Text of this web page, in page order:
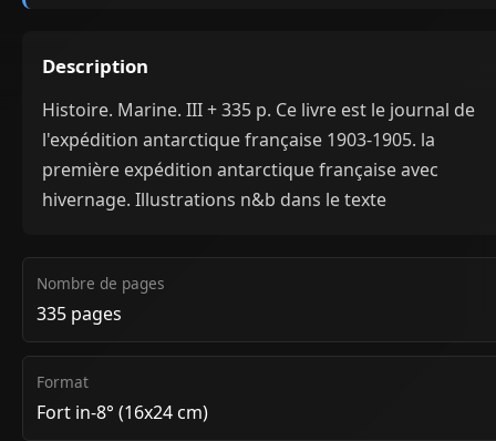
Description
Histoire. Marine. III + 335 p. Ce livre est le journal de
l'expédition antarctique française 1903-1905. la
première expédition antarctique française avec
hivernage. Illustrations n&b dans le texte
Nombre de pages
335 pages
Format
Fort in-8° (16x24 cm)